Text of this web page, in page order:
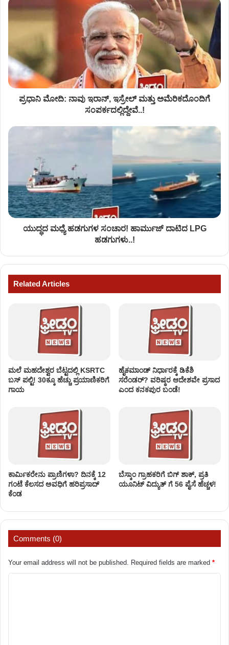
ಪ್ರಧಾನಿ ಮೋದಿ: ನಾವು ಇರಾನ್, ಇಸ್ರೇಲ್ ಮತ್ತು ಅಮೆರಿಕದೊಂದಿಗೆ
ಸಂಪರ್ಕದಲ್ಲಿದ್ದೇವೆ..!
ಯುದ್ಧದ ಮಧ್ಯೆ ಹಡಗುಗಳ ಸಂಚಾರ! ಹಾರ್ಮುಜ್ ದಾಟಿದ LPG
ಹಡಗುಗಳು..!
Related Articles
ಮಲೆ ಮಹದೇಶ್ವರ ಬೆಟ್ಟದಲ್ಲಿ KSRTC
ಬಸ್​​ ಪಲ್ಟಿ! 30ಕ್ಕೂ ಹೆಚ್ಚು ಪ್ರಯಾಣಿಕರಿಗೆ
ಗಾಯ
ಹೈಕಮಾಂಡ್ ನಿರ್ಧಾರಕ್ಕೆ ಡಿಕೆಶಿ
ಸರೆಂಡರ್? ವರಿಷ್ಠರ ಆದೇಶವೇ ಪ್ರಸಾದ
ಎಂದ ಕನಕಪುರ ಬಂಡೆ!
ಕಾರ್ಮಿಕರೇನು ಪ್ರಾಣಿಗಳಾ? ದಿನಕ್ಕೆ 12
ಗಂಟೆ ಕೆಲಸದ ಅವಧಿಗೆ ಹರಿಪ್ರಸಾದ್
ಕೆಂಡ
ಬೆಸ್ಕಾಂ ಗ್ರಾಹಕರಿಗೆ ಬಿಗ್ ಶಾಕ್, ಪ್ರತಿ
ಯೂನಿಟ್ ವಿದ್ಯುತ್ ಗೆ 56 ಪೈಸೆ ಹೆಚ್ಚಳ!
Comments (0)
Your email address will not be published. Required fields are marked *